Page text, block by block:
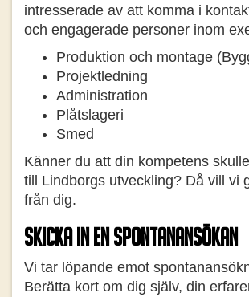
intresserade av att komma i
och engagerade personer inom
Produktion och montage
Projektledning
Administration
Plåtslageri
Smed
Känner du att din kompetens
till Lindborgs utveckling? Då vill vi
från dig.
Skicka in en spontanansökan
Vi tar löpande emot
Berätta kort om dig själv, din